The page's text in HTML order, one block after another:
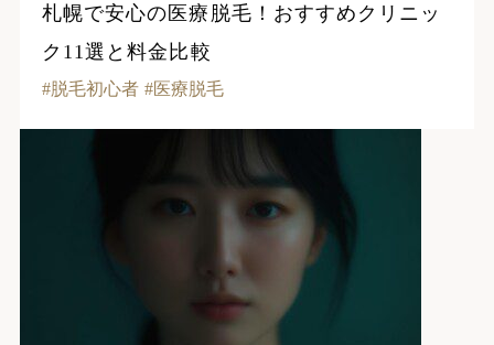
札幌で安心の医療脱毛！おすすめクリニッ
ク11選と料金比較
脱毛初心者 医療脱毛